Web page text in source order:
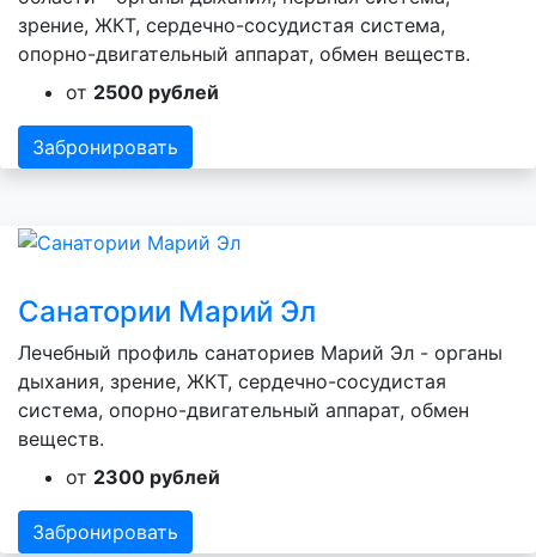
зрение, ЖКТ, сердечно-сосудистая система,
опорно-двигательный аппарат, обмен веществ.
от 2500 рублей
Забронировать
Санатории Марий Эл
Лечебный профиль санаториев Марий Эл - органы
дыхания, зрение, ЖКТ, сердечно-сосудистая
система, опорно-двигательный аппарат, обмен
веществ.
от 2300 рублей
Забронировать